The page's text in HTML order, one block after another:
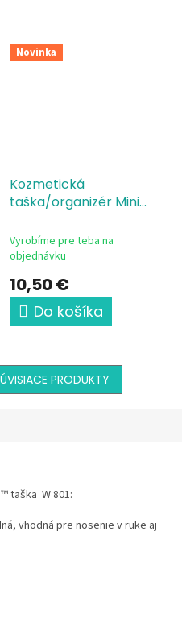
Novinka
Kozmetická
taška/organizér Mini
učiteľa
Vyrobíme pre teba na
objednávku
10,50 €
Do košíka
PRODUKTY
taška W 801:
vhodná pre nosenie v ruke aj